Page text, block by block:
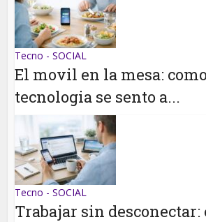
Tecno - SOCIAL
El movil en la mesa:
tecnologia se sento a...
Tecno - SOCIAL
Trabajar sin desconectar: